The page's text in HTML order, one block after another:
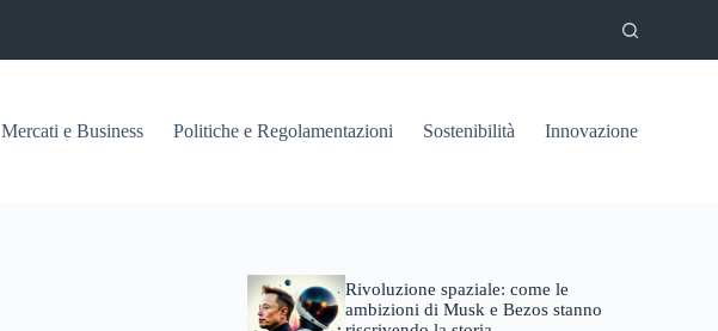
Mercati e Business Politiche e Regolamentazioni Sostenibilità Innovazione
Rivoluzione spaziale: come le
ambizioni di Musk e Bezos stanno